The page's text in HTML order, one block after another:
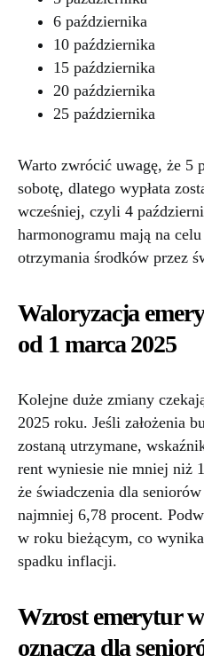
6 października
10 października
15 października
20 października
25 października
Warto zwrócić uwagę, że 5
sobotę, dlatego wypłata
wcześniej, czyli 4
harmonogramu mają na
otrzymania środków przez
Waloryzacja
od 1 marca 2025
Kolejne duże zmiany
2025 roku. Jeśli założenia
zostaną utrzymane,
rent wyniesie nie mniej niż
że świadczenia dla
najmniej 6,78 procent.
w roku bieżącym, co
spadku inflacji.
Wzrost emerytur
oznacza dla